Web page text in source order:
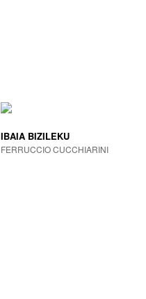
IBAIA BIZILEKU
FERRUCCIO CUCCHIARINI